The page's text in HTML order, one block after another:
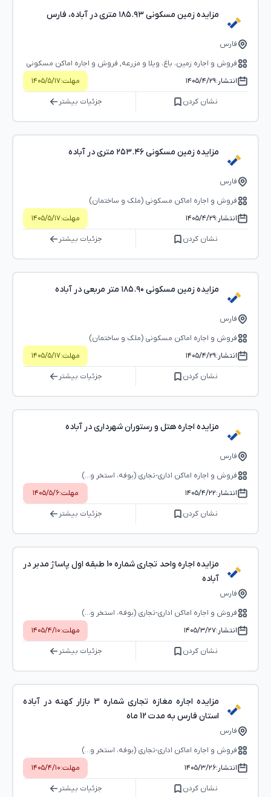
مزایده زمین مسکونی ۱۸۵.۹۳ متری در آباده، فارس
فارس
فروش و اجاره زمین، باغ، ویلا و مزرعه, فروش و اجاره اماکن مسکونی
(ملک و ساختمان)
انتشار:۱۴۰۵/۴/۲۹ مهلت:۱۴۰۵/۵/۱۷
نشان کردن جزئیات بیشتر
مزایده زمین مسکونی ۲۵۳.۴۶ متری در آباده
فارس
فروش و اجاره اماکن مسکونی (ملک و ساختمان)
انتشار:۱۴۰۵/۴/۲۹ مهلت:۱۴۰۵/۵/۱۷
نشان کردن جزئیات بیشتر
مزایده زمین مسکونی ۱۸۵.۹۰ متر مربعی در آباده
فارس
فروش و اجاره اماکن مسکونی (ملک و ساختمان)
انتشار:۱۴۰۵/۴/۲۹ مهلت:۱۴۰۵/۵/۱۷
نشان کردن جزئیات بیشتر
مزایده اجاره هتل و رستوران شهرداری در آباده
فارس
فروش و اجاره اماکن اداری-تجاری (بوفه، استخر و...)
انتشار:۱۴۰۵/۴/۲۲ مهلت:۱۴۰۵/۵/۶
نشان کردن جزئیات بیشتر
مزایده اجاره واحد تجاری شماره 10 طبقه اول پاساژ مدبر در
آباده
فارس
فروش و اجاره اماکن اداری-تجاری (بوفه، استخر و...)
انتشار:۱۴۰۵/۳/۲۷ مهلت:۱۴۰۵/۴/۱۰
نشان کردن جزئیات بیشتر
مزایده اجاره مغازه تجاری شماره 3 بازار کهنه در آباده
استان فارس به مدت 12 ماه
فارس
فروش و اجاره اماکن اداری-تجاری (بوفه، استخر و...)
انتشار:۱۴۰۵/۳/۲۶ مهلت:۱۴۰۵/۴/۱۰
نشان کردن جزئیات بیشتر